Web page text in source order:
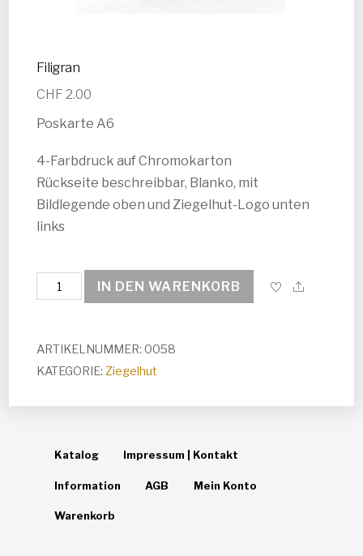
Filigran
CHF 2.00
Poskarte A6
4-Farbdruck auf Chromokarton
Rückseite beschreibbar, Blanko, mit
Bildlegende oben und Ziegelhut-Logo unten
links
Filigran
Menge
IN DEN WARENKORB
ARTIKELNUMMER: 0058
KATEGORIE: Ziegelhut
Katalog Impressum | Kontakt
Information AGB Mein Konto
Warenkorb